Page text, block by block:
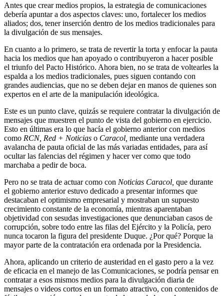
Antes que crear medios propios, la estrategia de comunicaciones
debería apuntar a dos aspectos claves: uno, fortalecer los medios
aliados; dos, tener inserción dentro de los medios tradicionales para
la divulgación de sus mensajes.
En cuanto a lo primero, se trata de revertir la torta y enfocar la pauta
hacia los medios que han apoyado o contribuyeron a hacer posible
el triunfo del Pacto Histórico. Ahora bien, no se trata de voltearles la
espalda a los medios tradicionales, pues siguen contando con
grandes audiencias, que no se deben dejar en manos de quienes son
expertos en el arte de la manipulación ideológica.
Este es un punto clave, quizás se requiere contratar la divulgación de
mensajes que muestren el punto de vista del gobierno en ejercicio.
Esto en últimas era lo que hacía el gobierno anterior con medios
como RCN, Red + Noticias o Caracol, mediante una verdadera
avalancha de pauta oficial de las más variadas entidades, para así
ocultar las falencias del régimen y hacer ver como que todo
marchaba a pedir de boca.
Pero no se trata de actuar como con Noticias Caracol, que durante
el gobierno anterior estuvo dedicado a presentar informes que
destacaban el optimismo empresarial y mostraban un supuesto
crecimiento constante de la economía, mientras aparentaban
objetividad con sesudas investigaciones que denunciaban casos de
corrupción, sobre todo entre las filas del Ejército y la Policía, pero
nunca tocaron la figura del presidente Duque. ¿Por qué? Porque la
mayor parte de la contratación era ordenada por la Presidencia.
Ahora, aplicando un criterio de austeridad en el gasto pero a la vez
de eficacia en el manejo de las Comunicaciones, se podría pensar en
contratar a esos mismos medios para la divulgación diaria de
mensajes o videos cortos en un formato atractivo, con contenidos de